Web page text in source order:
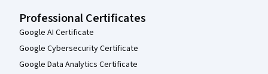
Professional Certificates
Google AI Certificate
Google Cybersecurity Certificate
Google Data Analytics Certificate